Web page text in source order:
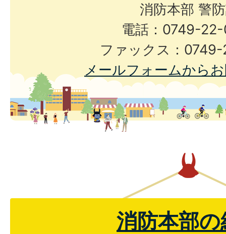
消防本部 警
電話：0749-
ファックス：
メールフォームから
消防本部の